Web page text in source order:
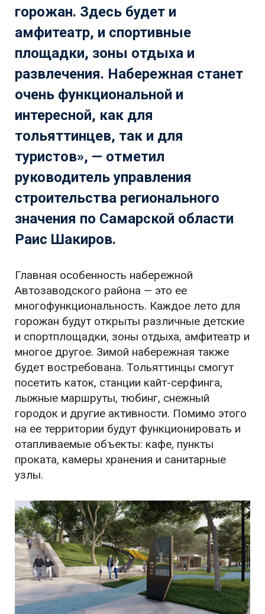
горожан. Здесь будет и
амфитеатр, и спортивные
площадки, зоны отдыха и
развлечения. Набережная станет
очень функциональной и
интересной, как для
тольяттинцев, так и для
туристов», — отметил
руководитель управления
строительства регионального
значения по Самарской области
Раис Шакиров.
Главная особенность набережной
Автозаводского района — это ее
многофункциональность. Каждое лето для
горожан будут открыты различные детские
и спортплощадки, зоны отдыха, амфитеатр и
многое другое. Зимой набережная также
будет востребована. Тольяттинцы смогут
посетить каток, станции кайт-серфинга,
лыжные маршруты, тюбинг, снежный
городок и другие активности. Помимо этого
на ее территории будут функционировать и
отапливаемые объекты: кафе, пункты
проката, камеры хранения и санитарные
узлы.